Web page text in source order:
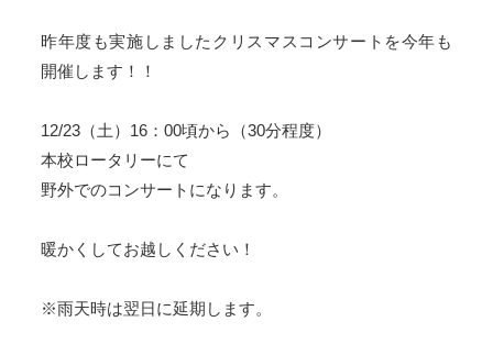
昨年度も実施しましたクリスマスコンサートを今年も
開催します！
！
12/23（土）16：00頃から（30分程度）
本校ロータリーにて
野外でのコンサートになります。
暖かくしてお越しください！
※雨天時は翌日に延期します。